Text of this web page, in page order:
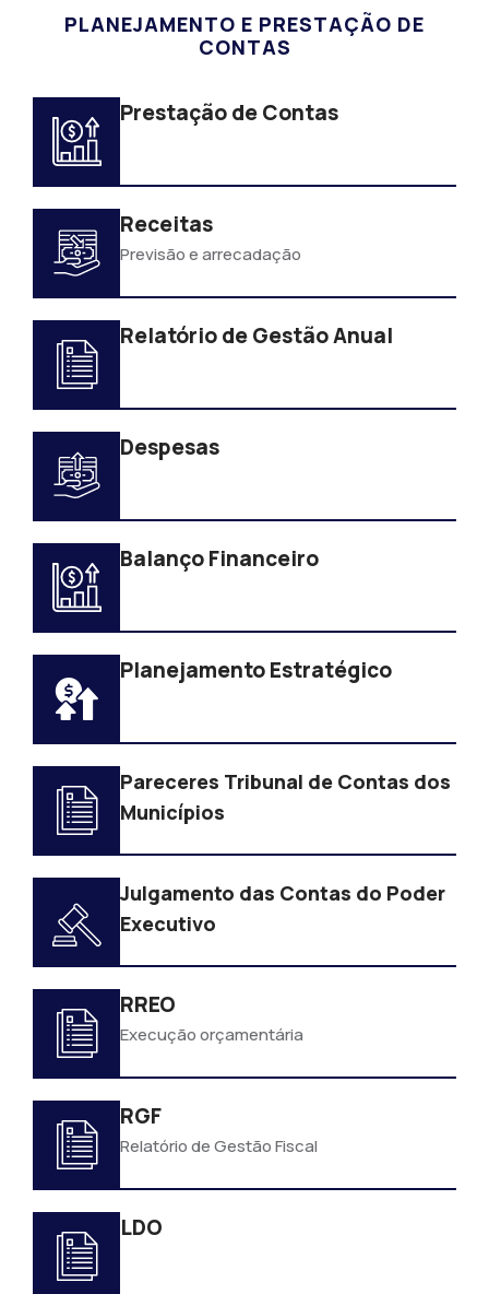
PLANEJAMENTO E PRESTAÇÃO DE
CONTAS
Prestação de Contas
Receitas
Previsão e arrecadação
Relatório de Gestão Anual
Despesas
Balanço Financeiro
Planejamento Estratégico
Pareceres Tribunal de Contas dos
Municípios
Julgamento das Contas do Poder
Executivo
RREO
Execução orçamentária
RGF
Relatório de Gestão Fiscal
LDO